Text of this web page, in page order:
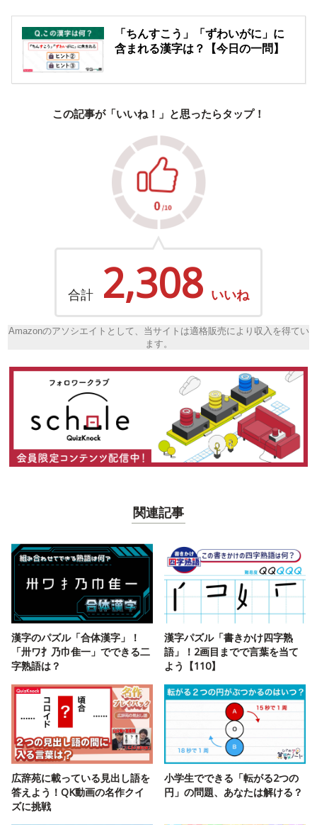
「ちんすこう」「ずわいがに」に
含まれる漢字は？【今日の一問】
この記事が「いいね！」と思ったらタップ！
合計 2,308 いいね
Amazonのアソシエイトとして、当サイトは適格販売により収入を得てい
ます。
関連記事
漢字のパズル「合体漢字」！
「卅ワ扌乃巾隹一」でできる二
字熟語は？
漢字パズル「書きかけ四字熟
語」！2画目までで言葉を当て
よう【110】
広辞苑に載っている見出し語を
答えよう！QK動画の名作クイ
ズに挑戦
小学生でできる「転がる2つの
円」の問題、あなたは解ける？